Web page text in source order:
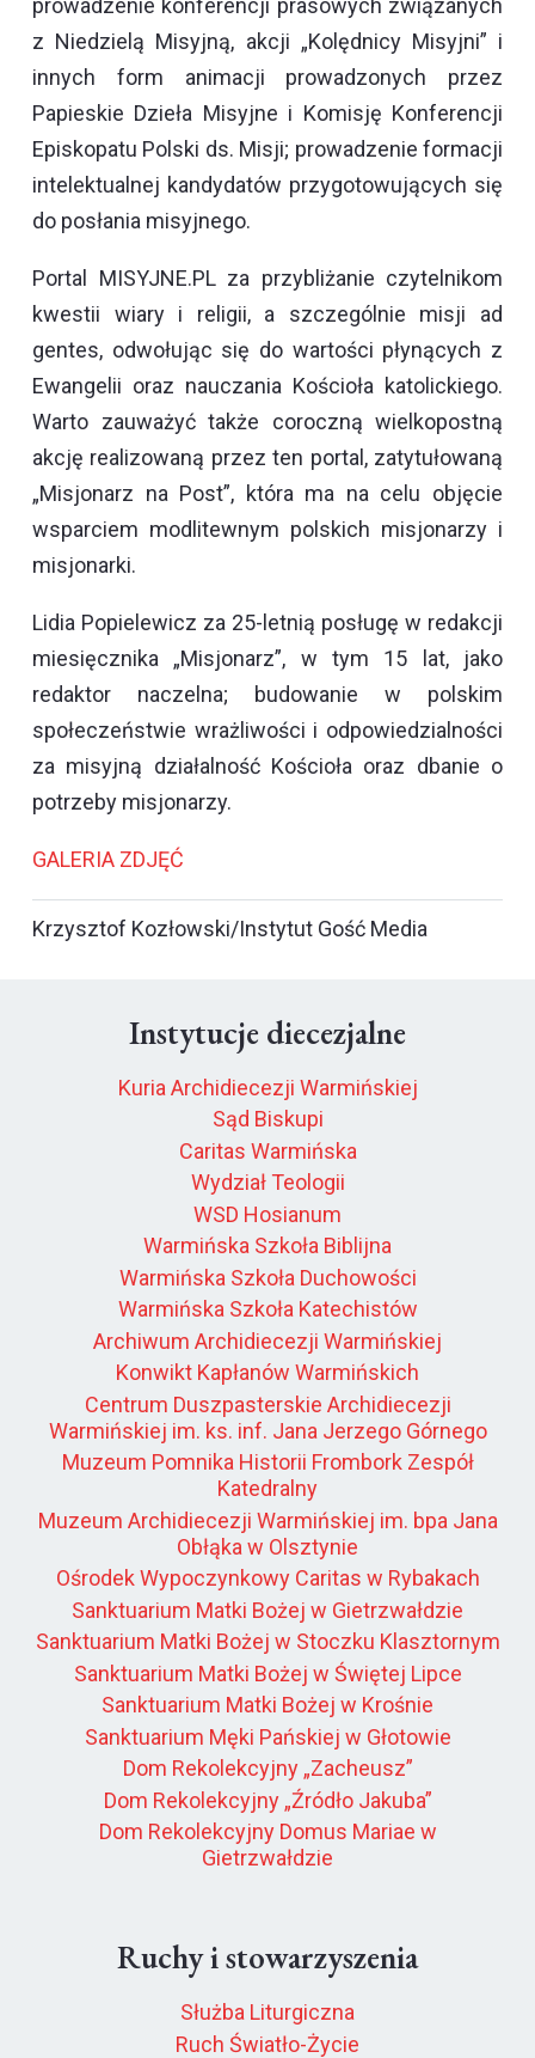
prowadzenie konferencji prasowych związanych
z Niedzielą Misyjną, akcji „Kolędnicy Misyjni” i
innych form animacji prowadzonych przez
Papieskie Dzieła Misyjne i Komisję Konferencji
Episkopatu Polski ds. Misji; prowadzenie formacji
intelektualnej kandydatów przygotowujących się
do posłania misyjnego.
Portal MISYJNE.PL za przybliżanie czytelnikom
kwestii wiary i religii, a szczególnie misji ad
gentes, odwołując się do wartości płynących z
Ewangelii oraz nauczania Kościoła katolickiego.
Warto zauważyć także coroczną wielkopostną
akcję realizowaną przez ten portal, zatytułowaną
„Misjonarz na Post”, która ma na celu objęcie
wsparciem modlitewnym polskich misjonarzy i
misjonarki.
Lidia Popielewicz za 25-letnią posługę w redakcji
miesięcznika „Misjonarz”, w tym 15 lat, jako
redaktor naczelna; budowanie w polskim
społeczeństwie wrażliwości i odpowiedzialności
za misyjną działalność Kościoła oraz dbanie o
potrzeby misjonarzy.
GALERIA ZDJĘĆ
Krzysztof Kozłowski/Instytut Gość Media
Instytucje diecezjalne
Kuria Archidiecezji Warmińskiej
Sąd Biskupi
Caritas Warmińska
Wydział Teologii
WSD Hosianum
Warmińska Szkoła Biblijna
Warmińska Szkoła Duchowości
Warmińska Szkoła Katechistów
Archiwum Archidiecezji Warmińskiej
Konwikt Kapłanów Warmińskich
Centrum Duszpasterskie Archidiecezji
Warmińskiej im. ks. inf. Jana Jerzego Górnego
Muzeum Pomnika Historii Frombork Zespół
Katedralny
Muzeum Archidiecezji Warmińskiej im. bpa Jana
Obłąka w Olsztynie
Ośrodek Wypoczynkowy Caritas w Rybakach
Sanktuarium Matki Bożej w Gietrzwałdzie
Sanktuarium Matki Bożej w Stoczku Klasztornym
Sanktuarium Matki Bożej w Świętej Lipce
Sanktuarium Matki Bożej w Krośnie
Sanktuarium Męki Pańskiej w Głotowie
Dom Rekolekcyjny „Zacheusz”
Dom Rekolekcyjny „Źródło Jakuba”
Dom Rekolekcyjny Domus Mariae w
Gietrzwałdzie
Ruchy i stowarzyszenia
Służba Liturgiczna
Ruch Światło-Życie